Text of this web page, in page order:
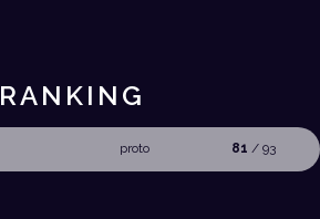
RANKING
proto 81 / 93